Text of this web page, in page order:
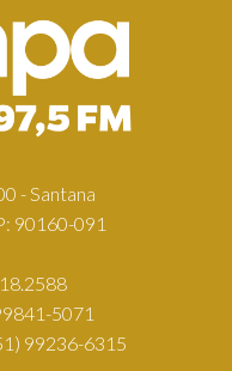
- Santana
90160-091
5071
99236-6315